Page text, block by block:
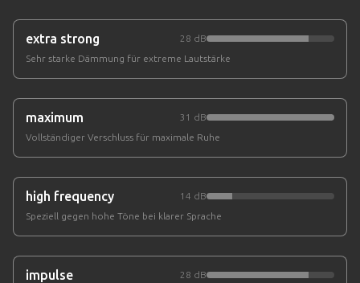
extra strong
28 dB
Sehr starke Dämmung für extreme Lautstärke
maximum
31 dB
Vollständiger Verschluss für maximale Ruhe
high frequency
14 dB
Speziell gegen hohe Töne bei klarer Sprache
impulse
28 dB